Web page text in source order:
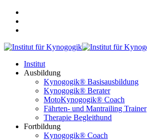
Institut
Ausbildung
Kynogogik® Basisausbildung
Kynogogik® Berater
MotoKynogogik® Coach
Fährten- und Mantrailing Trainer
Therapie Begleithund
Fortbildung
Kynogogik® Coach